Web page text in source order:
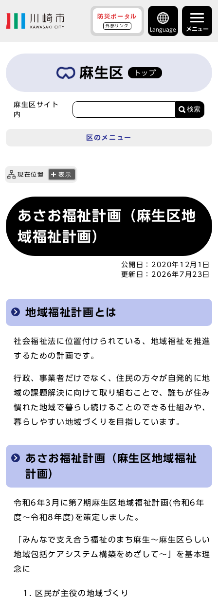
防災ポータル
外部リンク
Language メニュー
麻生区 トップ
麻生区サイト
内
検索
区のメニュー
現在位置 表示
あさお福祉計画（麻生区地
域福祉計画）
公開日： 2020年12月1日
更新日： 2026年7月23日
地域福祉計画とは
社会福祉法に位置付けられている、地域福祉を推進
するための計画です。
行政、事業者だけでなく、住民の方々が自発的に地
域の課題解決に向けて取り組むことで、誰もが住み
慣れた地域で暮らし続けることのできる仕組みや、
暮らしやすい地域づくりを目指しています。
あさお福祉計画（麻生区地域福祉
計画）
令和6年3月に第7期麻生区地域福祉計画(令和6年
度～令和8年度)を策定しました。
「みんなで支え合う福祉のまち麻生～麻生区らしい
地域包括ケアシステム構築をめざして～」を基本理
念に
区民が主役の地域づくり